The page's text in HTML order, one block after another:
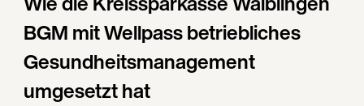
BGM mit Wellpass betriebliches
Gesundheitsmanagement
umgesetzt hat